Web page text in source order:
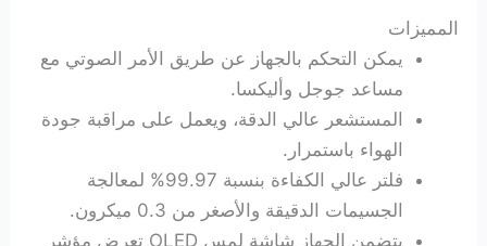
المميزات
يمكن التحكم بالجهاز عن طريق الأمر الصوتي مع
مساعد جوجل وأليكسا.
المستشعر عالي الدقة، ويعمل على مراقبة جودة
الهواء باستمرار.
فلتر عالي الكفاءة بنسبة 99.97% لمعالجة
الجسيمات الدقيقة والأصغر من 0.3 ميكرون.
يتضمن الجهاز شاشة لمس OLED تعرض مؤشر